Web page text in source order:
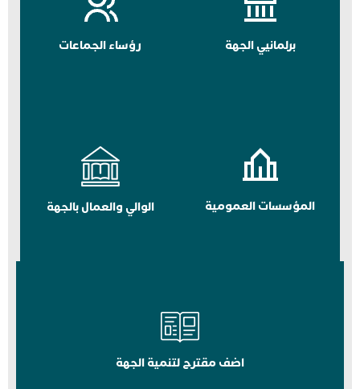
برلمانيي الجهة رؤساء الجماعات
المؤسسات العمومية الوالي والعمال بالجهة
اضف مقترح لتنمية الجهة